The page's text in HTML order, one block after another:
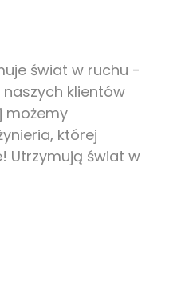
świat w ruchu -
klientów
możemy
której
Utrzymują świat w